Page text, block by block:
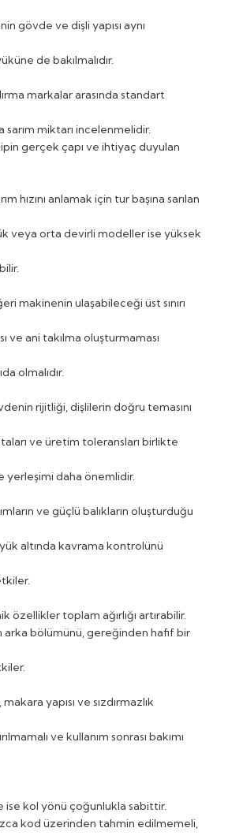
gövde ve dişli yapısı aynı
de bakılmalıdır.
markalar arasında standart
sarım miktarı incelenmelidir.
gerçek çapı ve ihtiyaç duyulan
anlamak için tur başına sarılan
veya orta devirli modeller ise yüksek
makinenin ulaşabileceği üst sınırı
ve ani takılma oluşturmaması
olmalıdır.
rijitliği, dişlilerin doğru temasını
ve üretim toleransları birlikte
yerleşimi daha önemlidir.
ve güçlü balıkların oluşturduğu
altında kavrama kontrolünü
özellikler toplam ağırlığı artırabilir.
arka bölümünü, gereğinden hafif bir
yapısı ve sızdırmazlık
ve kullanım sonrası bakımı
ise kol yönü çoğunlukla sabittir.
kod üzerinden tahmin edilmemeli,